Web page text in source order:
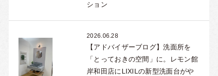
ション
2026.06.28
【アドバイザーブログ】洗面所を
「とっておきの空間」に。レモン館
岸和田店にLIXILの新型洗面台がや